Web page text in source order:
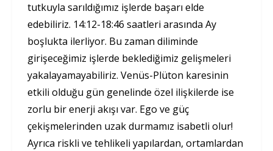
tutkuyla sarıldığımız işlerde başarı elde
edebiliriz. 14:12-18:46 saatleri arasında Ay
boşlukta ilerliyor. Bu zaman diliminde
girişeceğimiz işlerde beklediğimiz gelişmeleri
yakalayamayabiliriz. Venüs-Plüton karesinin
etkili olduğu gün genelinde özel ilişkilerde ise
zorlu bir enerji akışı var. Ego ve güç
çekişmelerinden uzak durmamız isabetli olur!
Ayrıca riskli ve tehlikeli yapılardan, ortamlardan